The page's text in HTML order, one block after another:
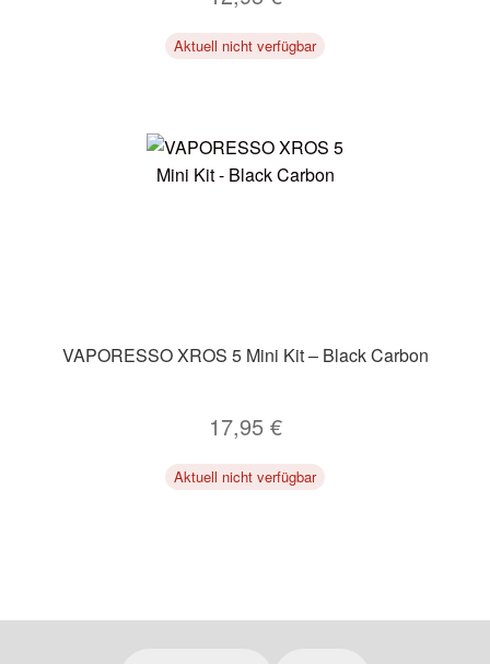
Aktuell nicht verfügbar
VAPORESSO XROS 5 Mini Kit – Black Carbon
17,95 €
Aktuell nicht verfügbar